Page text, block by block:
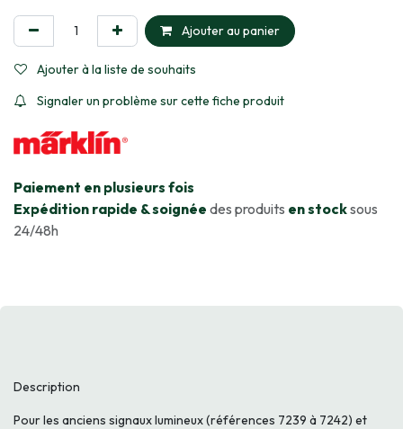
Ajouter au panier
Ajouter à la liste de souhaits
Signaler un problème sur cette fiche produit
​Paiement en plusieurs fois
Expédition rapide & soignée des produits en stocksous
24/48h
Description
Pour les anciens signaux lumineux (références 7239 à 7242) et